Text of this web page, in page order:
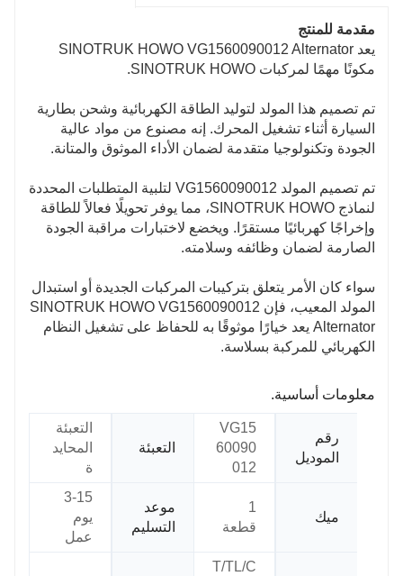
مقدمة للمنتج
يعد SINOTRUK HOWO VG1560090012 Alternator
مكونًا مهمًا لمركبات SINOTRUK HOWO.
تم تصميم هذا المولد لتوليد الطاقة الكهربائية وشحن بطارية
السيارة أثناء تشغيل المحرك. إنه مصنوع من مواد عالية
الجودة وتكنولوجيا متقدمة لضمان الأداء الموثوق والمتانة.
تم تصميم المولد VG1560090012 لتلبية المتطلبات المحددة
لنماذج SINOTRUK HOWO، مما يوفر تحويلًا فعالاً للطاقة
وإخراجًا كهربائيًا مستقرًا. ويخضع لاختبارات مراقبة الجودة
الصارمة لضمان وظائفه وسلامته.
سواء كان الأمر يتعلق بتركيبات المركبات الجديدة أو استبدال
المولد المعيب، فإن SINOTRUK HOWO VG1560090012
Alternator يعد خيارًا موثوقًا به للحفاظ على تشغيل النظام
الكهربائي للمركبة بسلاسة.
معلومات أساسية.
رقم
الموديل
VG15
60090
012
التعبئة
التعبئة
المحايد
ة
ميك
1
قطعة
موعد
التسليم
3-15
يوم
عمل
T/TL/C